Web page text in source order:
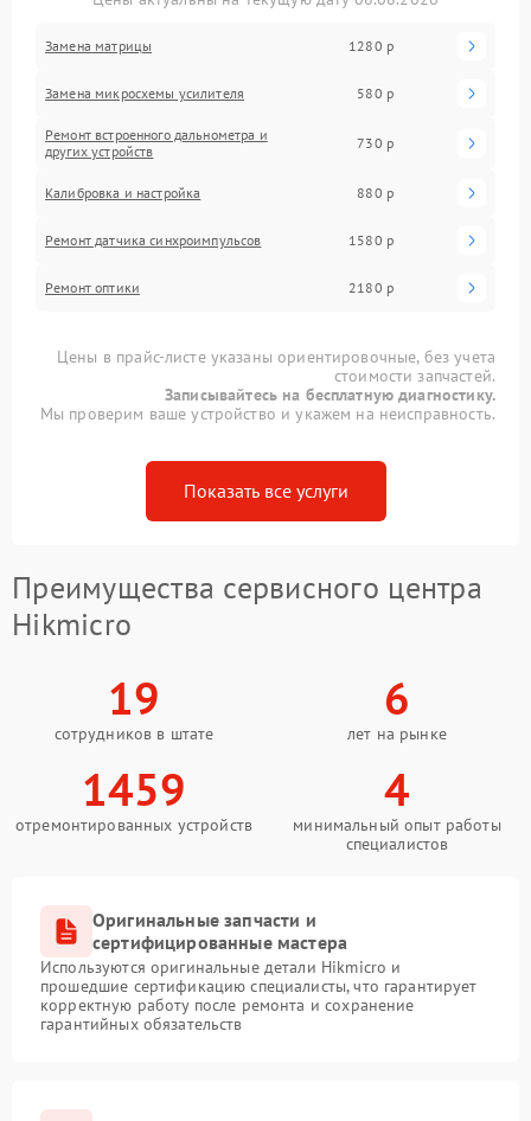
Замена матрицы 1280 р
Замена микросхемы усилителя 580 р
Ремонт встроенного дальнометра и
других устройств
730 р
Калибровка и настройка 880 р
Ремонт датчика синхроимпульсов 1580 р
Ремонт оптики 2180 р
Цены в прайс-листе указаны ориентировочные, без учета
стоимости запчастей.
Записывайтесь на бесплатную диагностику.
Мы проверим ваше устройство и укажем на неисправность.
Показать все услуги
Преимущества сервисного центра
Hikmicro
19
сотрудников в штате
6
лет на рынке
1459
отремонтированных устройств
4
минимальный опыт работы
специалистов
Оригинальные запчасти и
сертифицированные мастера
Используются оригинальные детали Hikmicro и
прошедшие сертификацию специалисты, что гарантирует
корректную работу после ремонта и сохранение
гарантийных обязательств